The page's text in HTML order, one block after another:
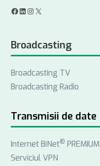
F
c
e
b
o
k
L
n
k
e
d
n
s
t
a
g
a
m
X
Broadcasting
Broadcasting TV
Broadcasting Radio
Transmisii de date
Internet BiNet® PREMIUM
Serviciul VPN